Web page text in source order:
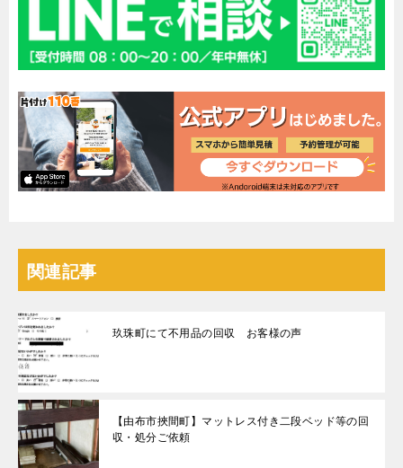
関連記事
玖珠町にて不用品の回収 お客様の声
【由布市挾間町】マットレス付き二段ベッド等の回
収・処分ご依頼